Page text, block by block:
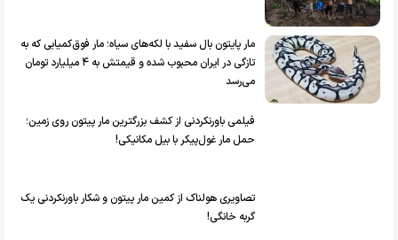
مار پایتون بال سفید با لکه‌های سیاه؛ مار فوق‌کمیابی که به
تازگی در ایران محبوب شده و قیمتش به ۴ میلیارد تومان
می‌رسد
فیلمی باورنکردنی از کشف بزرگترین مار پیتون روی زمین؛
حمل مار غول‌پیکر با بیل مکانیکی!
تصاویری هولناک از کمین مار پیتون و شکار باورنکردنی یک
گربه خانگی!